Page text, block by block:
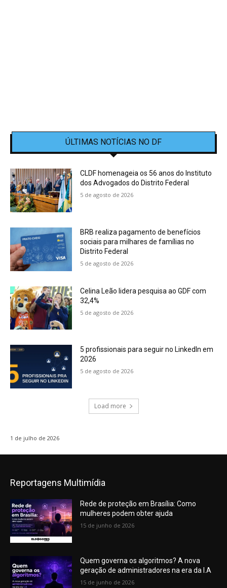
ÚLTIMAS NOTÍCIAS NO DF
CLDF homenageia os 56 anos do Instituto
dos Advogados do Distrito Federal
5 de agosto de 2026
BRB realiza pagamento de benefícios
sociais para milhares de famílias no
Distrito Federal
5 de agosto de 2026
Celina Leão lidera pesquisa ao GDF com
32,4%
5 de agosto de 2026
5 profissionais para seguir no LinkedIn em
2026
5 de agosto de 2026
Load more
1 de julho de 2026
Reportagens Multimídia
Rede de proteção em Brasília: Como
mulheres podem obter ajuda
15 de junho de 2026
Quem governa os algoritmos? A nova
geração de administradores na era da I.A
15 de junho de 2026